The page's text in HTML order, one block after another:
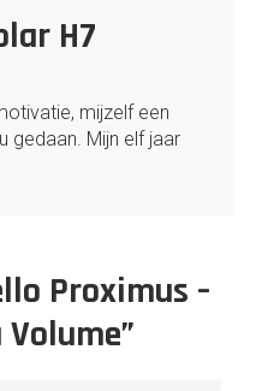
H7
mijzelf een
gedaan. Mijn elf jaar
Proximus –